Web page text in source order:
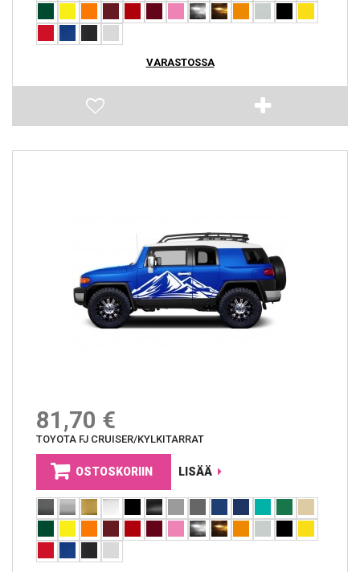
VARASTOSSA
81,70 €
TOYOTA FJ CRUISER/KYLKITARRAT
OSTOSKORIIN LISÄÄ